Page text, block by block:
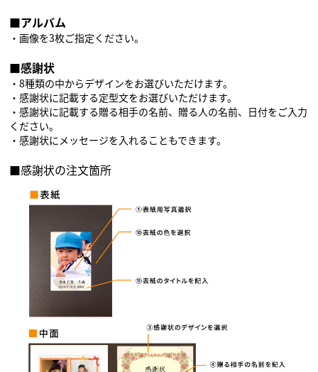
■アルバム
・画像を3枚ご指定ください。
■感謝状
・8種類の中からデザインをお選びいただけます。
・感謝状に記載する定型文をお選びいただけます。
・感謝状に記載する贈る相手の名前、贈る人の名前、日付をご入力
ください。
・感謝状にメッセージを入れることもできます。
■感謝状の注文箇所